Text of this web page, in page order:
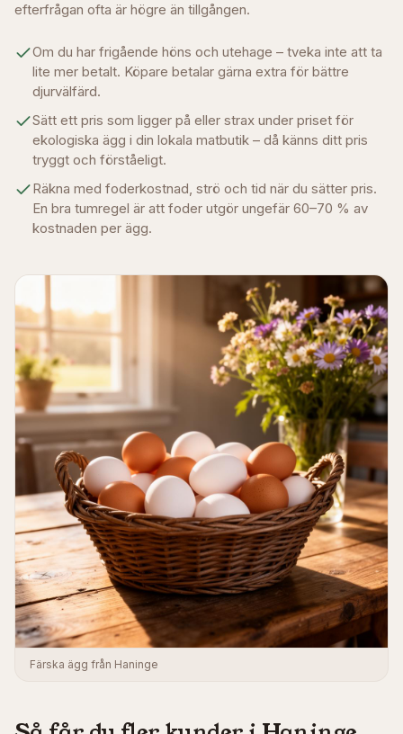
efterfrågan ofta är högre än tillgången.
Om du har frigående höns och utehage – tveka inte att ta
lite mer betalt. Köpare betalar gärna extra för bättre
djurvälfärd.
Sätt ett pris som ligger på eller strax under priset för
ekologiska ägg i din lokala matbutik – då känns ditt pris
tryggt och förståeligt.
Räkna med foderkostnad, strö och tid när du sätter pris.
En bra tumregel är att foder utgör ungefär 60–70 % av
kostnaden per ägg.
Färska ägg från Haninge